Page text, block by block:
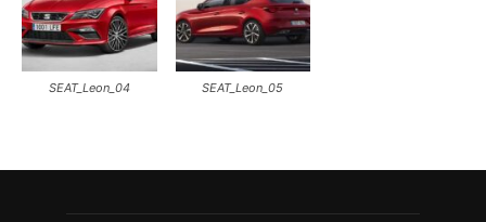
SEAT_Leon_04 SEAT_Leon_05